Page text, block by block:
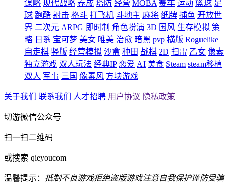
谋略 现代战略 养成 塔防 经营 MOBA 赛车 运动 篮球 足
球 跑酷 射击 格斗 打飞机 斗地主 麻将 纸牌 捕鱼 开放世
界 二次元 ARPG 即时制 角色扮演 3D 国风 生存模拟 策
略 日系 宝可梦 美女 唯美 治愈 暗黑 pvp 横版 Roguelike
自走棋 竖版 经营模拟 沙盒 种田 战棋 2D 扫雷 乙女 像素
独立游戏 双人玩法 经典IP 恋爱 AI 美食 Steam steam移植
双人 军事 三国 像素风 方块游戏
关于我们 联系我们 人才招聘 用户协议 隐私政策
切游微信公众号
扫一扫二维码
或搜索 qieyoucom
温馨提示： 抵制不良游戏拒绝盗版游戏注意自我保护谨防受骗